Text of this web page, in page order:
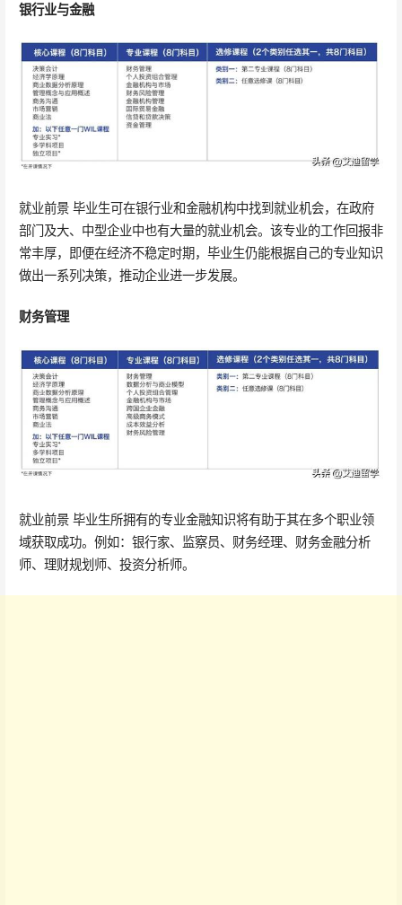
银行业与金融
就业前景 毕业生可在银行业和金融机构中找到就业机会，在政府
部门及大、中型企业中也有大量的就业机会。该专业的工作回报非
常丰厚，即便在经济不稳定时期，毕业生仍能根据自己的专业知识
做出一系列决策，推动企业进一步发展。
财务管理
就业前景 毕业生所拥有的专业金融知识将有助于其在多个职业领
域获取成功。例如：银行家、监察员、财务经理、财务金融分析
师、理财规划师、投资分析师。